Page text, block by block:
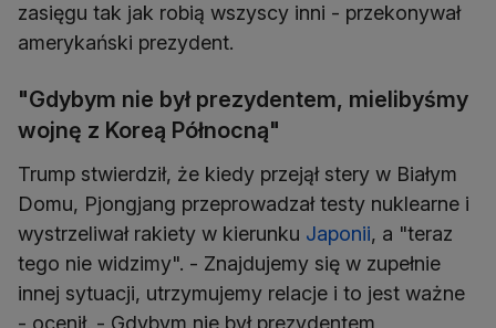
zasięgu tak jak robią wszyscy inni - przekonywał
amerykański prezydent.
"Gdybym nie był prezydentem, mielibyśmy
wojnę z Koreą Północną"
Trump stwierdził, że kiedy przejął stery w Białym
Domu, Pjongjang przeprowadzał testy nuklearne i
wystrzeliwał rakiety w kierunku Japonii, a "teraz
tego nie widzimy". - Znajdujemy się w zupełnie
innej sytuacji, utrzymujemy relacje i to jest ważne
- ocenił. - Gdybym nie był prezydentem,